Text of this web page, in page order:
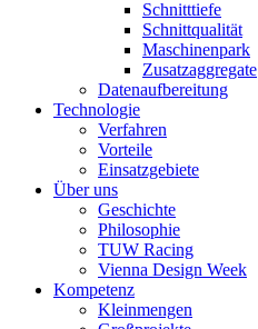
Schnitttiefe
Schnittqualität
Maschinenpark
Zusatzaggregate
Datenaufbereitung
Technologie
Verfahren
Vorteile
Einsatzgebiete
Über uns
Geschichte
Philosophie
TUW Racing
Vienna Design Week
Kompetenz
Kleinmengen